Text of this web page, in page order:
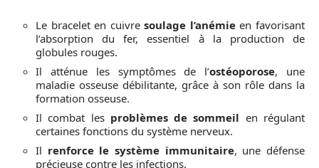
Le bracelet en cuivresoulage l’anémieen favorisant
l’absorption du fer, essentiel à la production de
globules rouges.
Il atténue les symptômes de l’ostéoporose, une
maladie osseuse débilitante, grâce à son rôle dans la
formation osseuse.
Il combat les problèmes de sommeil en régulant
certaines fonctions du système nerveux.
Il renforce le système immunitaire, une défense
précieuse contre les infections.